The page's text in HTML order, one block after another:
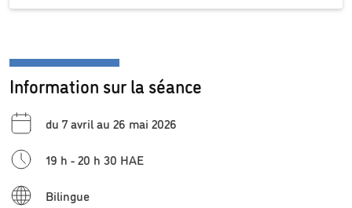
Information sur la séance
du 7 avril au 26 mai 2026
19 h - 20 h 30 HAE
Bilingue